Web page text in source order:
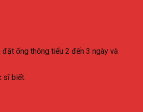
ống thông tiểu 2 đến 3 ngày và
sĩ biết.